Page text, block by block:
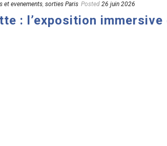
et evenements, sorties Paris Posted 26 juin 2026
: l’exposition